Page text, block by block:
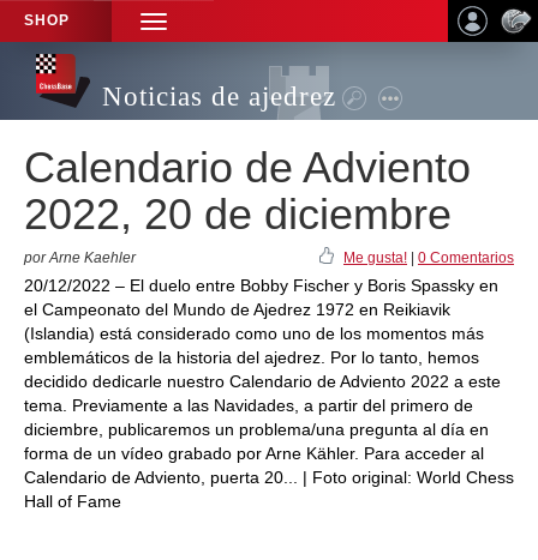
SHOP
TOGGLE
NAVIGATION
Noticias de ajedrez
Calendario de Adviento
2022, 20 de diciembre
por Arne Kaehler Me gusta! 0 Comentarios
20/12/2022 – El duelo entre Bobby Fischer y Boris Spassky en
el Campeonato del Mundo de Ajedrez 1972 en Reikiavik
(Islandia) está considerado como uno de los momentos más
emblemáticos de la historia del ajedrez. Por lo tanto, hemos
decidido dedicarle nuestro Calendario de Adviento 2022 a este
tema. Previamente a las Navidades, a partir del primero de
diciembre, publicaremos un problema/una pregunta al día en
forma de un vídeo grabado por Arne Kähler. Para acceder al
Calendario de Adviento, puerta 20... | Foto original: World Chess
Hall of Fame